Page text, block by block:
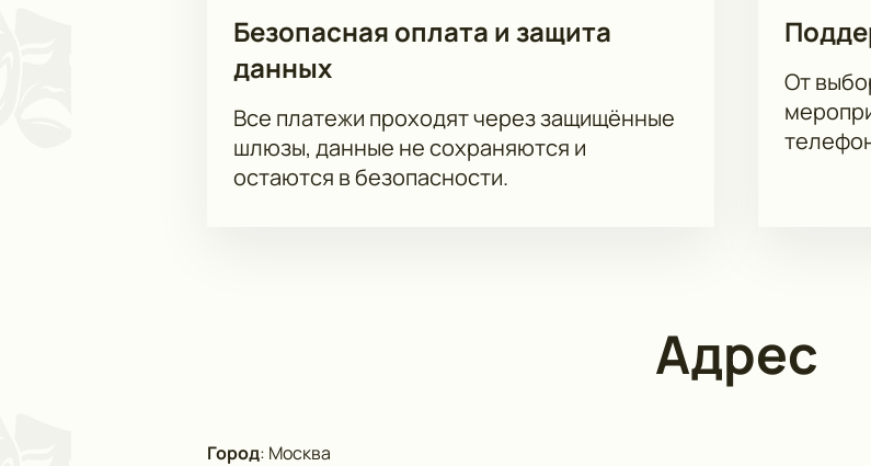
Безопасная оплата и защита
данных
Все платежи проходят через защищённые
шлюзы, данные не сохраняются и
остаются в безопасности.
От
Адрес
Город: Москва